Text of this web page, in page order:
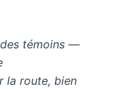
témoins —
la route, bien